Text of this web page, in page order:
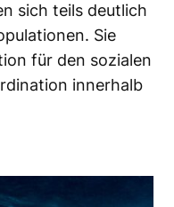
sich teils deutlich
Sie
für den sozialen
innerhalb